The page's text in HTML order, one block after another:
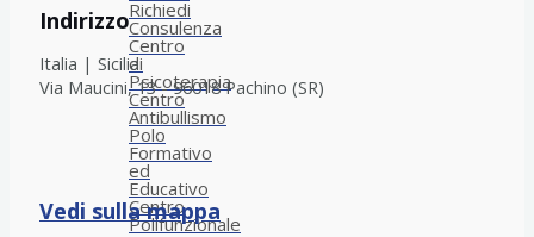
Richiedi
Consulenza
Centro
di
Psicoterapia
Centro
Antibullismo
Polo
Formativo
ed
Educativo
Centro
Polifunzionale
Indirizzo
Italia | Sicilia
Via Maucini, 13 - 96018 Pachino (SR)
Vedi sulla mappa